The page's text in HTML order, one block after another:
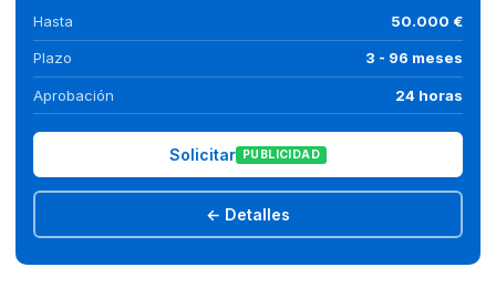
Hasta 50.000 €
Plazo 3 - 96 meses
Aprobación 24 horas
Solicitar PUBLICIDAD
← Detalles